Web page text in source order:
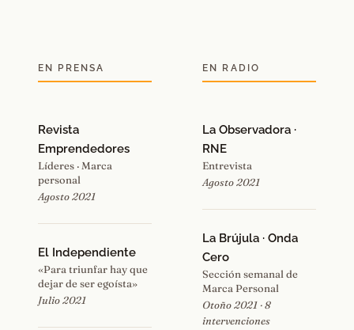
EN PRENSA
Revista
Emprendedores
Líderes · Marca
personal
Agosto 2021
El Independiente
«Para triunfar hay que
dejar de ser egoísta»
Julio 2021
EN RADIO
La Observadora ·
RNE
Entrevista
Agosto 2021
La Brújula · Onda
Cero
Sección semanal de
Marca Personal
Otoño 2021 · 8
intervenciones